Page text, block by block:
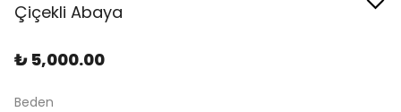
Çiçekli Abaya
₺ 5,000.00
Beden